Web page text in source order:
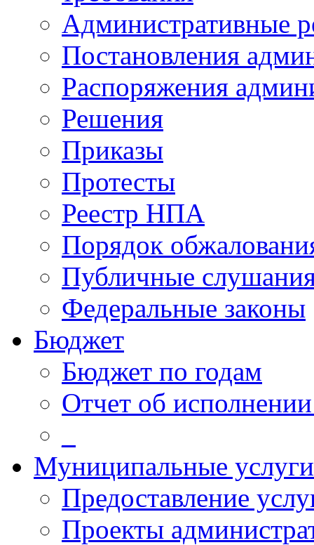
Административные
Постановления
Распоряжения
Решения
Приказы
Протесты
Реестр НПА
Порядок
Публичные
Федеральные законы
Бюджет
Бюджет по годам
Отчет об
Муниципальные услуги
Предоставление
Проекты